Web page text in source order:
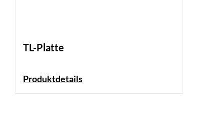
TL-Platte
Produktdetails